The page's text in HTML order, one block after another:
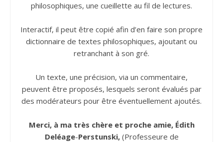
philosophiques, une cueillette au fil de lectures.
Interactif, il peut être copié afin d’en faire son propre
dictionnaire de textes philosophiques, ajoutant ou
retranchant à son gré.
Un texte, une précision, via un commentaire,
peuvent être proposés, lesquels seront évalués par
des modérateurs pour être éventuellement ajoutés.
Merci, à ma très chère et proche amie, Édith
Deléage-Perstunski,(Professeure de